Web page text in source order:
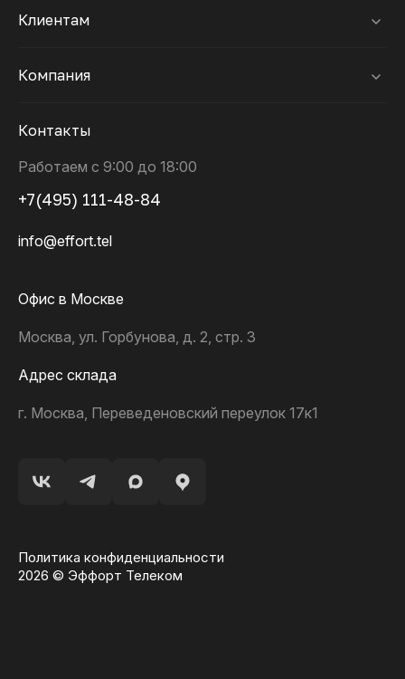
Клиентам
Компания
Контакты
Работаем с 9:00 до 18:00
+7(495) 111-48-84
info@effort.tel
Офис в Москве
Москва, ул. Горбунова, д. 2, стр. 3
Адрес склада
г. Москва, Переведеновский переулок 17к1
2026 © Эффорт Телеком
Политика конфиденциальности